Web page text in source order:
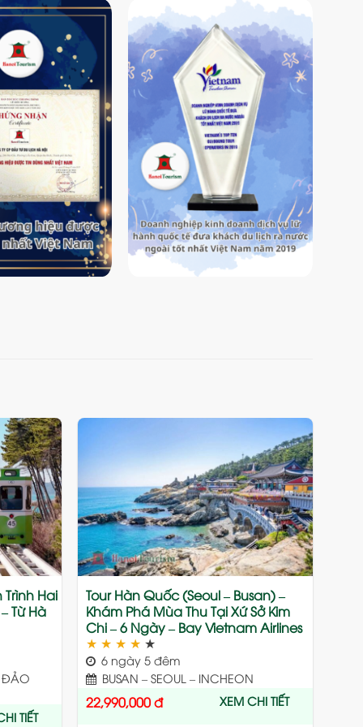
Add
to
wishlist
Hai
Từ Hà
ĐẢO
TIẾT
Add
to
wishlist
Tour Hàn Quốc (Seoul – Busan) –
Khám Phá Mùa Thu Tại Xứ Sở Kim
Chi – 6 Ngày – Bay Vietnam Airlines
★ ★ ★ ★ ★
6 ngày 5 đêm
BUSAN – SEOUL – INCHEON
22,990,000đ XEM CHI TIẾT